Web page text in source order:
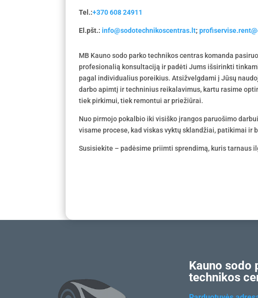
Tel.:+370 608 24911
El.pšt.:info@sodotechnikoscentras.lt;
MB Kauno sodo parko technikos centras komanda
profesionalią konsultaciją ir padėti Jums išsirinkti
pagal individualius poreikius. Atsižvelgdami į Jūsų
darbo apimtį ir techninius reikalavimus, kartu rasime
tiek pirkimui, tiek remontui ar priežiūrai.
Nuo pirmojo pokalbio iki visiško įrangos paruošimo
visame procese, kad viskas vyktų sklandžiai, patikimai ir
Susisiekite – padėsime priimti sprendimą, kuris tarnaus
Kauno sodo
technikos